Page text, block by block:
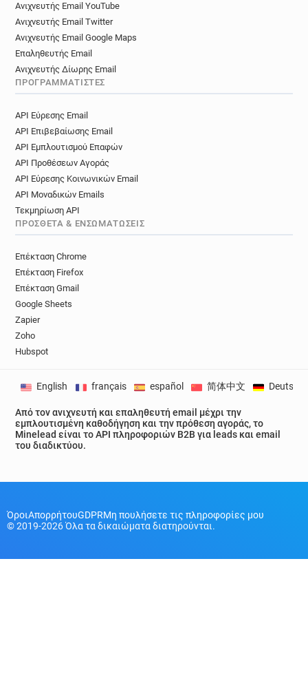
Ανιχνευτής Email YouTube
Ανιχνευτής Email Twitter
Ανιχνευτής Email Google Maps
Επαληθευτής Email
Ανιχνευτής Δίωρης Email
ΠΡΟΓΡΑΜΜΑΤΙΣΤΈΣ
API Εύρεσης Email
API Επιβεβαίωσης Email
API Εμπλουτισμού Επαφών
API Προθέσεων Αγοράς
API Εύρεσης Κοινωνικών Email
API Μοναδικών Emails
Τεκμηρίωση API
ΠΡΌΣΘΕΤΑ & ΕΝΣΩΜΑΤΏΣΕΙΣ
Επέκταση Chrome
Επέκταση Firefox
Επέκταση Gmail
Google Sheets
Zapier
Zoho
Hubspot
Από τον ανιχνευτή και επαληθευτή email μέχρι την
εμπλουτισμένη καθοδήγηση και την πρόθεση αγοράς, το
Minelead είναι το API πληροφοριών B2B για leads και email
του διαδικτύου.
English français español 简体中文 Deutsch
ΌροιΑπορρήτουGDPRΜη πουλήσετε τις πληροφορίες μου
© 2019-2026 Όλα τα δικαιώματα διατηρούνται.